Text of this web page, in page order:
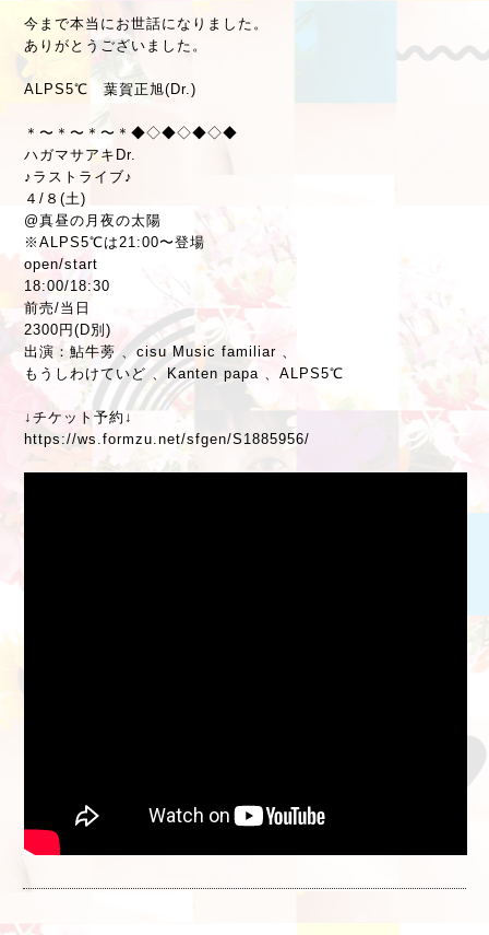
今まで本当にお世話になりました。
ありがとうございました。
ALPS5℃ 葉賀正旭(Dr.)
＊〜＊〜＊〜＊◆◇◆◇◆◇◆
ハガマサアキDr.
♪ラストライブ♪
４/８(土)
@真昼の月夜の太陽
※ALPS5℃は21:00〜登場
open/start
18:00/18:30
前売/当日
2300円(D別)
出演：鮎牛蒡 、cisu Music familiar 、
もうしわけていど 、Kanten papa 、ALPS5℃
↓チケット予約↓
https://ws.formzu.net/sfgen/S1885956/